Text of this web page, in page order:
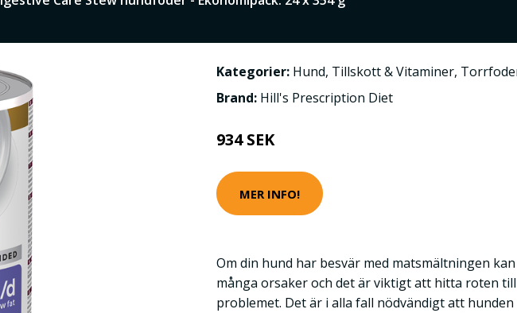
Kategorier: Hund, Tillskott & Vitaminer,
Brand: Hill's Prescription Diet
934 SEK
MER INFO!
Om din hund har besvär med matsmältningen
många orsaker och det är viktigt att hitta roten till
problemet. Det är i alla fall nödvändigt att